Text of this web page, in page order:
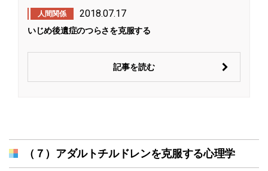
人間関係 2018.07.17
いじめ後遺症のつらさを克服する
記事を読む
（７）アダルトチルドレンを克服する心理学